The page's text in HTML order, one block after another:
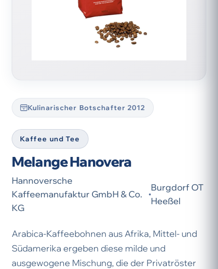
Kulinarischer Botschafter 2012
Kaffee und Tee
Melange Hanovera
Hannoversche
Kaffeemanufaktur GmbH & Co.
KG
Burgdorf OT
Heeßel
Arabica-Kaffeebohnen aus Afrika, Mittel- und
Südamerika ergeben diese milde und
ausgewogene Mischung, die der Privatröster